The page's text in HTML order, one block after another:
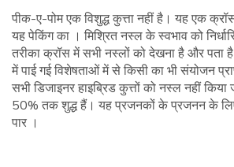
पीक-ए-पोम एक विशुद्ध कुत्ता नहीं है। यह एक
यह पेकिंग का । मिश्रित नस्ल के स्वभाव को
तरीका क्रॉस में सभी नस्लों को देखना है और पता
में पाई गई विशेषताओं में से किसी का भी संयोजन
सभी डिजाइनर हाइब्रिड कुत्तों को नस्ल नहीं
50% तक शुद्ध हैं। यह प्रजनकों के प्रजनन के
पार ।